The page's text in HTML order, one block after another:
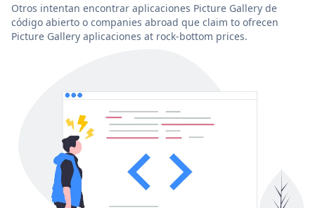
Otros intentan encontrar aplicaciones Picture Gallery de
código abierto o companies abroad que claim to ofrecen
Picture Gallery aplicaciones at rock-bottom prices.